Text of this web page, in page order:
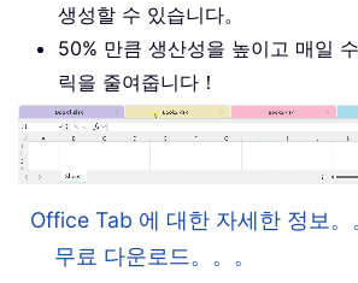
생성할 수 있습니다。
50% 만큼 생산성을 높이고 매일
릭을 줄여줍니다！
Office Tab 에 대한 자세한 정보。
무료 다운로드。。。